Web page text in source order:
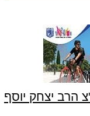
הרב יצחק יוסף